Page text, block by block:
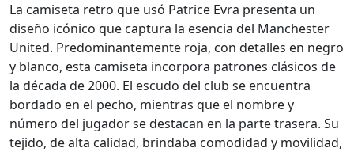
La camiseta retro que usó Patrice Evra presenta un
diseño icónico que captura la esencia del Manchester
United. Predominantemente roja, con detalles en negro
y blanco, esta camiseta incorpora patrones clásicos de
la década de 2000. El escudo del club se encuentra
bordado en el pecho, mientras que el nombre y
número del jugador se destacan en la parte trasera. Su
tejido, de alta calidad, brindaba comodidad y movilidad,